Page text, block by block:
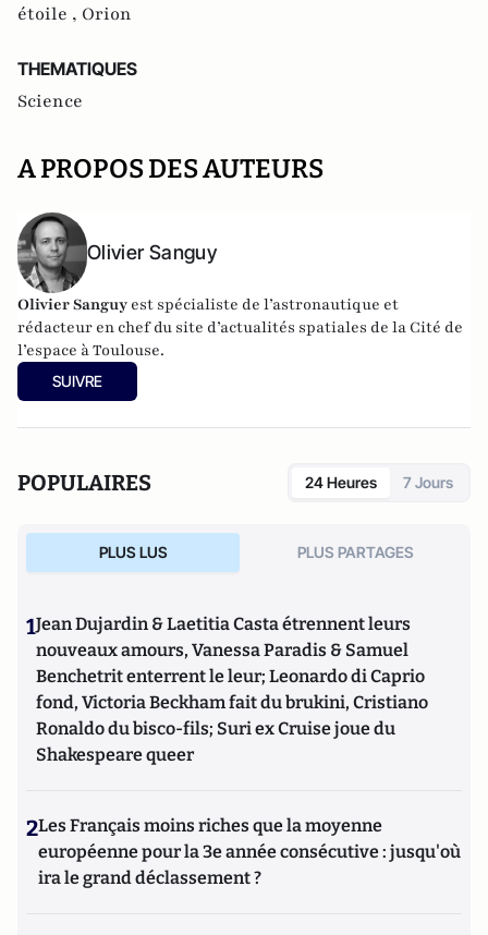
étoile , Orion
THEMATIQUES
Science
A PROPOS DES AUTEURS
Olivier Sanguy
Olivier Sanguy est spécialiste de l’astronautique et
rédacteur en chef du site d’actualités spatiales de la Cité de
l’espace à Toulouse.
SUIVRE
POPULAIRES 24 Heures 7 Jours
PLUS LUS PLUS PARTAGES
1Jean Dujardin & Laetitia Casta étrennent leurs
nouveaux amours, Vanessa Paradis & Samuel
Benchetrit enterrent le leur; Leonardo di Caprio
fond, Victoria Beckham fait du brukini, Cristiano
Ronaldo du bisco-fils; Suri ex Cruise joue du
Shakespeare queer
2Les Français moins riches que la moyenne
européenne pour la 3e année consécutive : jusqu'où
ira le grand déclassement ?